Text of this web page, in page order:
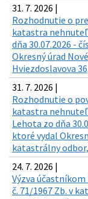
31. 7. 2026 |
Rozhodnutie o
katastra
dňa 30.07.2026 -
Okresný úrad
Hviezdoslavova
31. 7. 2026 |
Rozhodnutie o
katastra
Lehota zo dňa
ktoré vydal
katastrálny odbor,
24. 7. 2026 |
Výzva
č. 71/1967 Zb. v